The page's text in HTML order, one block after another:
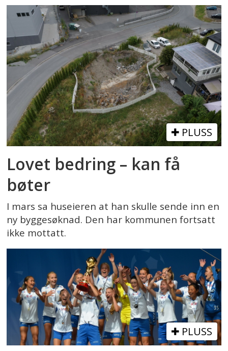
PLUSS
Lovet bedring – kan få
bøter
I mars sa huseieren at han skulle sende inn en
ny byggesøknad. Den har kommunen fortsatt
ikke mottatt.
PLUSS